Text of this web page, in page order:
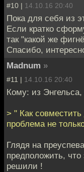
#10 | 14.10.16 20:40
Пока для себя из
Если кратко
так "какой же
Спасибо,
Madnum »
#11 | 14.10.16 20:40
Кому: из Энгельса,
> " Как
проблема не
Глядя на
предположить,
решили !